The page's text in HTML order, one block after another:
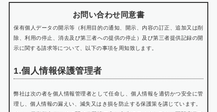
お問い合わせ同意書
保有個人データの開示等（利用目的の通知、開示、内容の訂正、追加又は削
除、利用の停止、消去及び第三者への提供の停止）及び第三者提供記録の開
示に関する請求等について、以下の事項を周知致します。
1.個人情報保護管理者
弊社は次の者を個人情報管理者として任命し、個人情報を適切かつ安全に管
理し、個人情報の漏えい、減失又はき損を防止する保護策を講じています。